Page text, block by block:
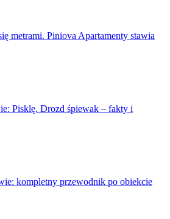
metrami. Piniova Apartamenty stawia
Pisklę. Drozd śpiewak – fakty i
kompletny przewodnik po obiekcie